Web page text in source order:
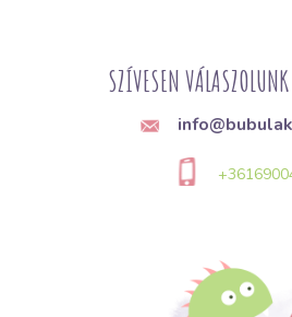
belőle átmeneti
Milyen súlyú softshell
A softshell súlya
kabátokhoz és
g/m² fölötti, vastagabb,
SZÍVESEN